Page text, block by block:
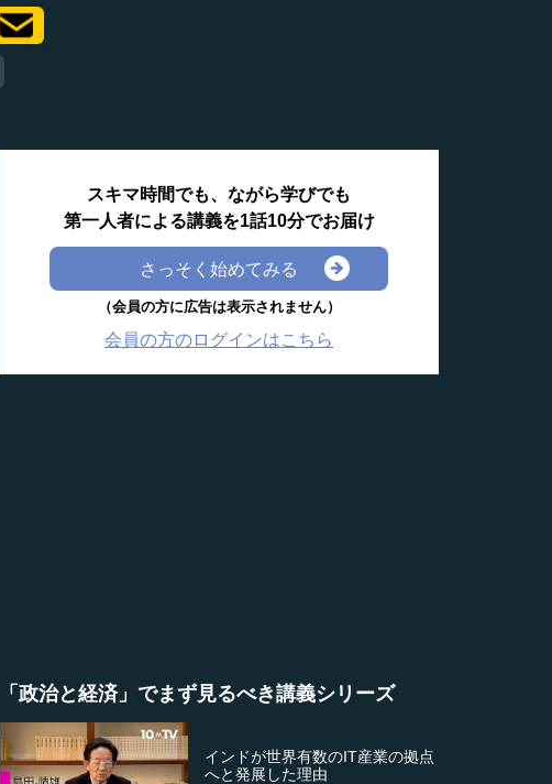
スキマ時間でも、ながら学びでも
第一人者による講義を1話10分でお届け
さっそく始めてみる
（会員の方に広告は表示されません）
会員の方のログインはこちら
「政治と経済」でまず見るべき講義シリーズ
インドが世界有数のIT産業の拠点
へと発展した理由